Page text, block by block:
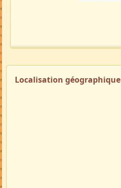
Localisation géographique